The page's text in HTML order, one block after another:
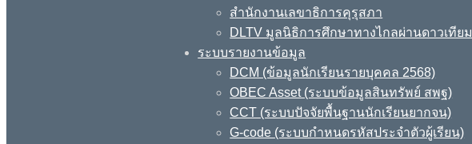
สำนักงานเลขาธิการคุรุสภา
DLTV มูลนิธิการศึกษาทางไกลผ่านดาวเทียม
ระบบรายงานข้อมูล
DCM (ข้อมูลนักเรียนรายบุคคล 2568)
OBEC Asset (ระบบข้อมูลสินทรัพย์ สพฐ)
CCT (ระบบปัจจัยพื้นฐานนักเรียนยากจน)
G-code (ระบบกำหนดรหัสประจำตัวผู้เรียน)